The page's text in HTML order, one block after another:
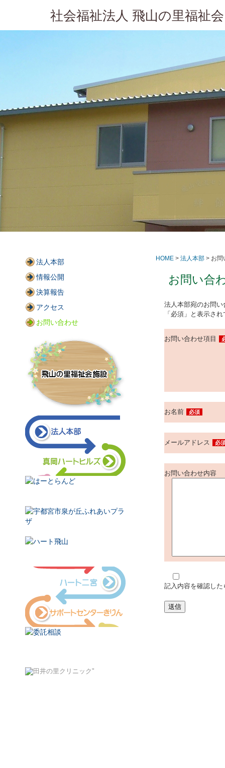
社会福祉法人 飛山の里福祉会
HOME > 法人本部 > お問
お問い合
法人本部宛のお問
「必須」と表示さ
お問い合わせ項目
お名前 必須
メールアドレス 必
お問い合わせ内容
記入内容を確認し
法人本部
情報公開
決算報告
アクセス
お問い合わせ